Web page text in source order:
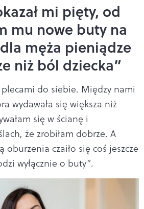
mi pięty, od
mu nowe buty na
męża pieniądze
niż ból dziecka”
plecami do siebie. Między nami
wydawała się większa niż
się w ścianę i
że zrobiłam dobrze. A
oburzenia czaiło się coś jeszcze
wyłącznie o buty”.